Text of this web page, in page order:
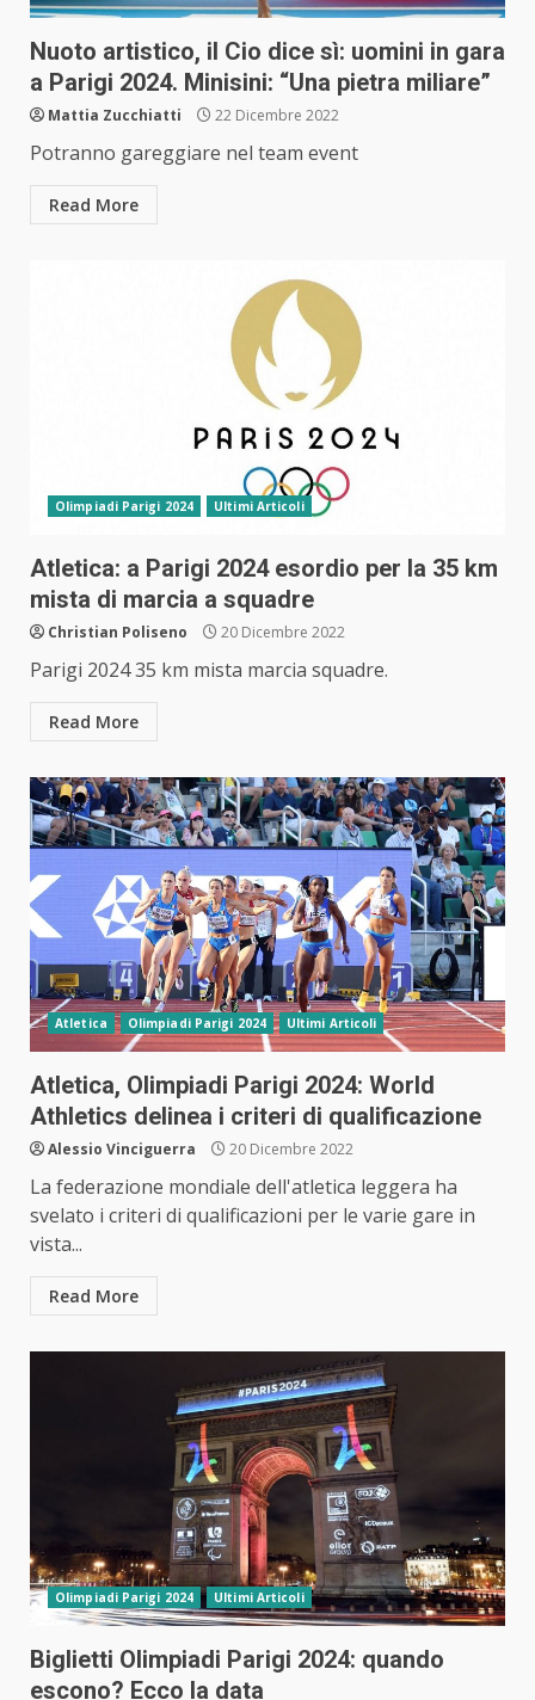
Nuoto artistico, il Cio dice sì: uomini in gara
a Parigi 2024. Minisini: “Una pietra miliare”
Mattia Zucchiatti 22 Dicembre 2022
Potranno gareggiare nel team event
Read More
Olimpiadi Parigi 2024 Ultimi Articoli
Atletica: a Parigi 2024 esordio per la 35 km
mista di marcia a squadre
Christian Poliseno 20 Dicembre 2022
Parigi 2024 35 km mista marcia squadre.
Read More
Atletica Olimpiadi Parigi 2024 Ultimi Articoli
Atletica, Olimpiadi Parigi 2024: World
Athletics delinea i criteri di qualificazione
Alessio Vinciguerra 20 Dicembre 2022
La federazione mondiale dell'atletica leggera ha
svelato i criteri di qualificazioni per le varie gare in
vista...
Read More
Olimpiadi Parigi 2024 Ultimi Articoli
Biglietti Olimpiadi Parigi 2024: quando
escono? Ecco la data